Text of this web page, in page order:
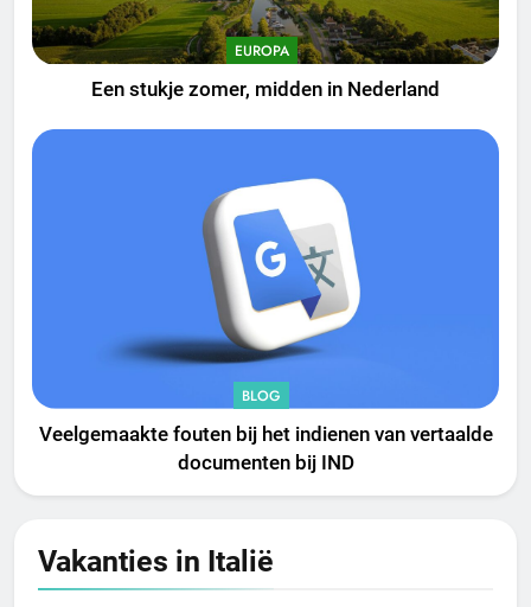
EUROPA
Een stukje zomer, midden in Nederland
BLOG
Veelgemaakte fouten bij het indienen van vertaalde
documenten bij IND
Vakanties in Italië